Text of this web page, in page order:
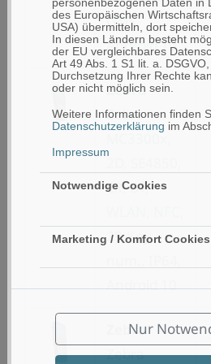
personenbezogenen Daten in
des Europäischen
USA) übermitteln, dort
In diesen Ländern besteht
der EU vergleichbares
Art 49 Abs. 1 S1 lit. a.
Durchsetzung Ihrer Rechte
oder nicht möglich sein.
Weitere Informationen finden
Datenschutzerklärung im
Impressum
Notwendige Cookies
Marketing / Komfort Cookies
Nur
GMS,
Android 10
Zebra
Zebra
MC3300x,
ER, BT,
29-Key
Android 10
Zebra
Zebra